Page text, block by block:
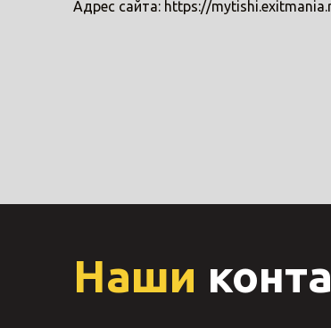
Адрес сайта: https://
Наши